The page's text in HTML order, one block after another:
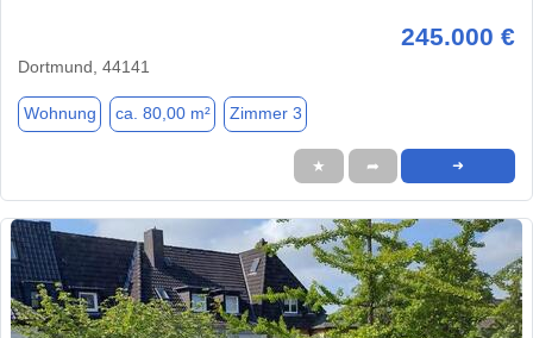
245.000 €
Dortmund, 44141
Wohnung ca. 80,00 m² Zimmer 3
★ ➦ ➜